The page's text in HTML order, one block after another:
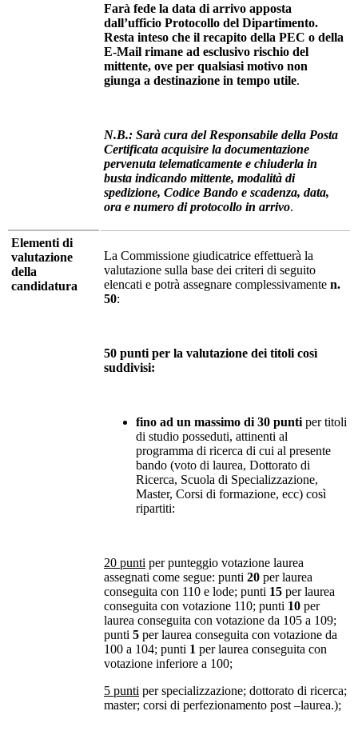
Farà fede la data di arrivo apposta
dall’ufficio Protocollo del Dipartimento.
Resta inteso che il recapito della PEC o della
E-Mail rimane ad esclusivo rischio del
mittente, ove per qualsiasi motivo non
giunga a destinazione in tempo utile.
N.B.: Sarà cura del Responsabile della Posta
Certificata acquisire la documentazione
pervenuta telematicamente e chiuderla in
busta indicando mittente, modalità di
spedizione, Codice Bando e scadenza, data,
ora e numero di protocollo in arrivo.
Elementi di
valutazione
della
candidatura
La Commissione giudicatrice effettuerà la
valutazione sulla base dei criteri di seguito
elencati e potrà assegnare complessivamente n.
50:
50 punti per la valutazione dei titoli così
suddivisi:
fino ad un massimo di 30 punti per titoli
di studio posseduti, attinenti al
programma di ricerca di cui al presente
bando (voto di laurea, Dottorato di
Ricerca, Scuola di Specializzazione,
Master, Corsi di formazione, ecc) così
ripartiti:
20 punti per punteggio votazione laurea
assegnati come segue: punti 20 per laurea
conseguita con 110 e lode; punti 15 per laurea
conseguita con votazione 110; punti 10 per
laurea conseguita con votazione da 105 a 109;
punti 5 per laurea conseguita con votazione da
100 a 104; punti 1 per laurea conseguita con
votazione inferiore a 100;
5 punti per specializzazione; dottorato di ricerca;
master; corsi di perfezionamento post –laurea.);